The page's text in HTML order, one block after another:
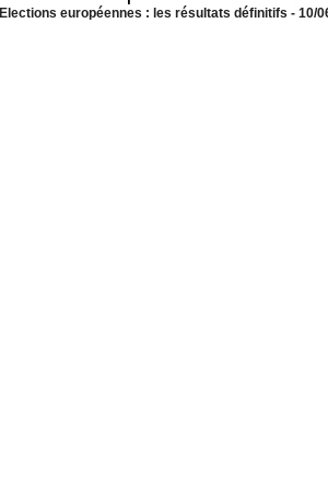
Elections européennes : les résultats définitifs- 10/